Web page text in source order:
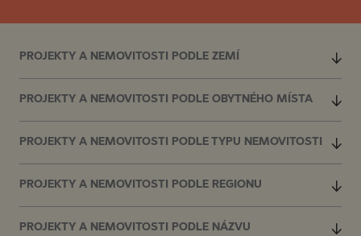
PROJEKTY A NEMOVITOSTI PODLE ZEMÍ
PROJEKTY A NEMOVITOSTI PODLE OBYTNÉHO MÍSTA
PROJEKTY A NEMOVITOSTI PODLE TYPU NEMOVITOSTI
PROJEKTY A NEMOVITOSTI PODLE REGIONU
PROJEKTY A NEMOVITOSTI PODLE NÁZVU